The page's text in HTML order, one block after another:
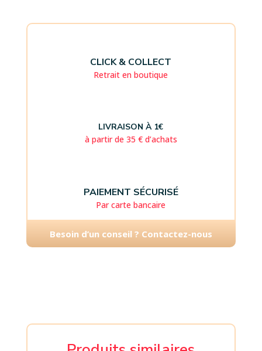
CLICK & COLLECT
Retrait en boutique
LIVRAISON À 1€
à partir de 35 € d’achats
PAIEMENT SÉCURISÉ
Par carte bancaire
Besoin d’un conseil ? Contactez-nous